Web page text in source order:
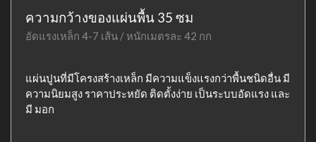
ความกว้างของแผ่นพื้น 35 ซม
อัดแรงเหล็ก 4-7 เส้น / หนักเมตรละ 42 กก
แผ่นปูนที่มีโครงสร้างเหล็ก มีความแข็งแรงกว่าพื้นชนิดอื่น มี
ความนิยมสูง ราคาประหยัด ติดตั้งง่าย เป็นระบบอัดแรง และ
มี มอก